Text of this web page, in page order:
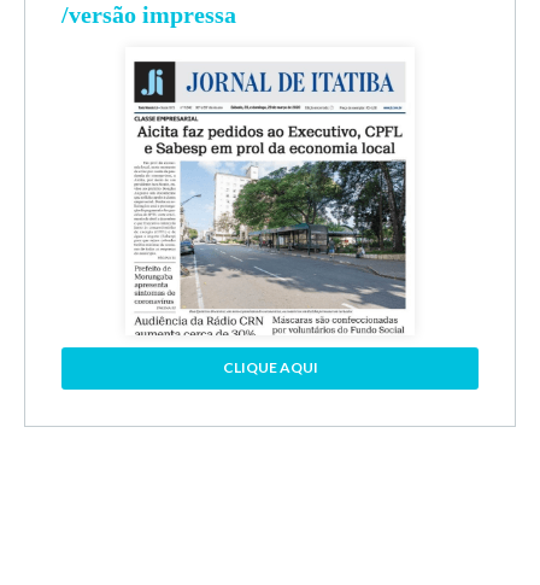
/versão impressa
CLIQUE AQUI